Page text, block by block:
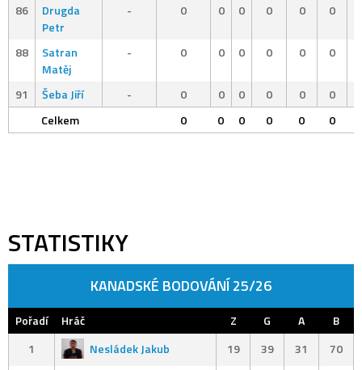
86
Drugda
Petr
- 0 0 0 0 0 0
88
Satran
Matěj
- 0 0 0 0 0 0
91 Šeba Jiří - 0 0 0 0 0
0
Celkem
0 0 0 0 0 0
STATISTIKY
KANADSKÉ BODOVÁNÍ 25/26
Pořadí Hráč Z G A
B
1
Nesládek Jakub 19 39 31
70